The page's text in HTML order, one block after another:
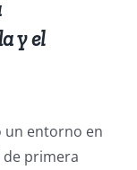
y el
un entorno en
de primera